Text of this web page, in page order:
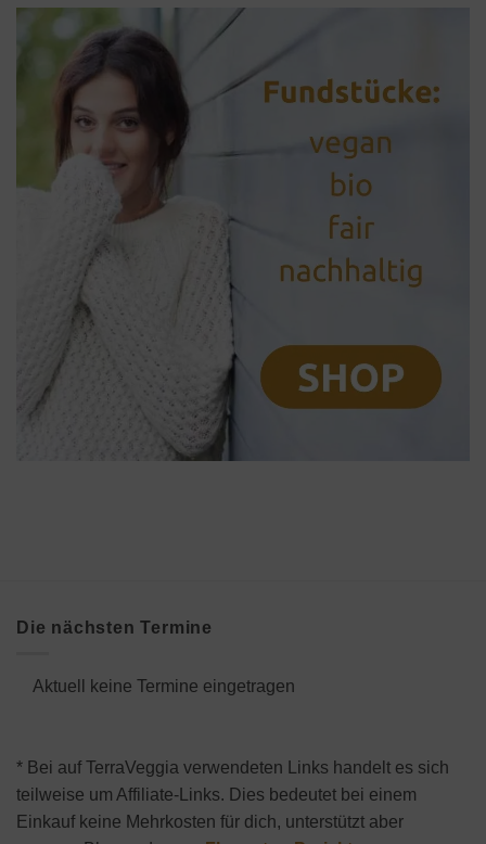
Die nächsten Termine
Aktuell keine Termine eingetragen
* Bei auf TerraVeggia verwendeten Links handelt es sich
teilweise um Affiliate-Links. Dies bedeutet bei einem
Einkauf keine Mehrkosten für dich, unterstützt aber